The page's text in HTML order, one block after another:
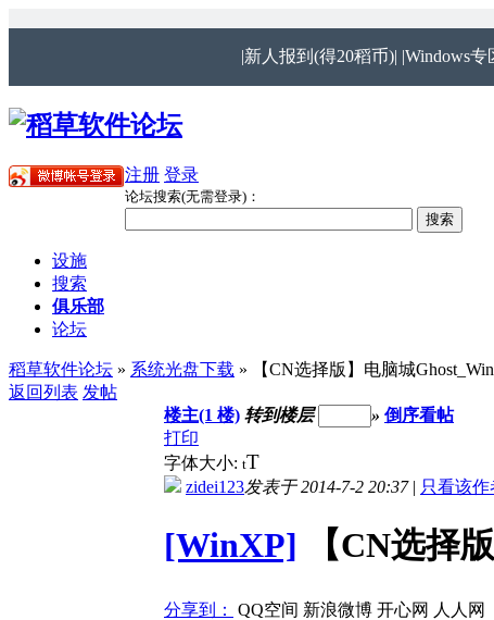
|新人报到(得20稻币)| |Windows专
注册 登录
论坛搜索(无需登录)：
设施
搜索
俱乐部
论坛
稻草软件论坛 » 系统光盘下载 » 【CN选择版】电脑城
返回列表 发帖
楼主(1 楼) 转到楼层 » 倒序看帖
打印
字体大小: tT
zidei123发表于 2014-7-2 20:37| 只看该作
[WinXP] 【CN选择
分享到： QQ空间 新浪微博 开心网 人人网